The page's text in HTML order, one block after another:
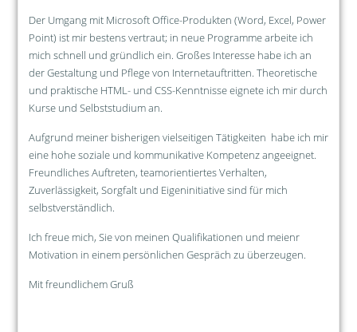
Der Umgang mit Microsoft Office-Produkten (Word, Excel, Power
Point) ist mir bestens vertraut; in neue Programme arbeite ich
mich schnell und gründlich ein. Großes Interesse habe ich an
der Gestaltung und Pflege von Internetauftritten. Theoretische
und praktische HTML- und CSS-Kenntnisse eignete ich mir durch
Kurse und Selbststudium an.
Aufgrund meiner bisherigen vielseitigen Tätigkeiten habe ich mir
eine hohe soziale und kommunikative Kompetenz angeeignet.
Freundliches Auftreten, teamorientiertes Verhalten,
Zuverlässigkeit, Sorgfalt und Eigeninitiative sind für mich
selbstverständlich.
Ich freue mich, Sie von meinen Qualifikationen und meienr
Motivation in einem persönlichen Gespräch zu überzeugen.
Mit freundlichem Gruß